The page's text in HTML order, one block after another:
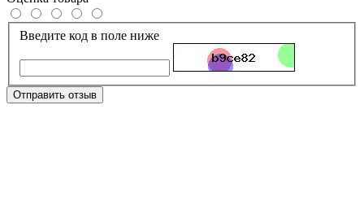
Введите код в поле ниже
Отправить отзыв